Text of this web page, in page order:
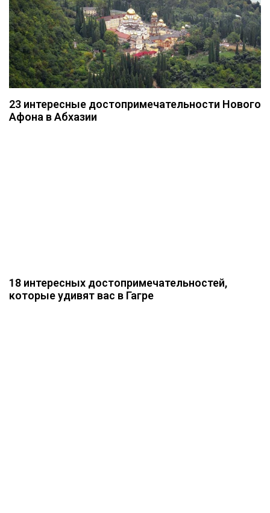
23 интересные достопримечательности Нового
Афона в Абхазии
18 интересных достопримечательностей,
которые удивят вас в Гагре